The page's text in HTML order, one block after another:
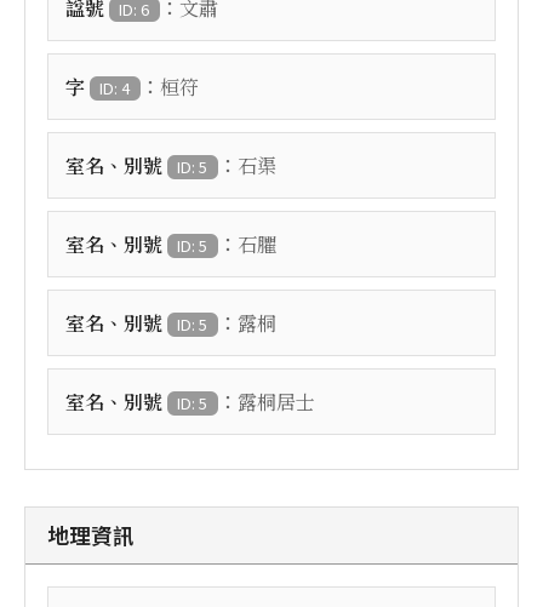
諡號 ID: 6 ： 文肅
字 ID: 4 ： 桓符
室名、別號 ID: 5 ： 石渠
室名、別號 ID: 5 ： 石臞
室名、別號 ID: 5 ： 露桐
室名、別號 ID: 5 ： 露桐居士
地理資訊